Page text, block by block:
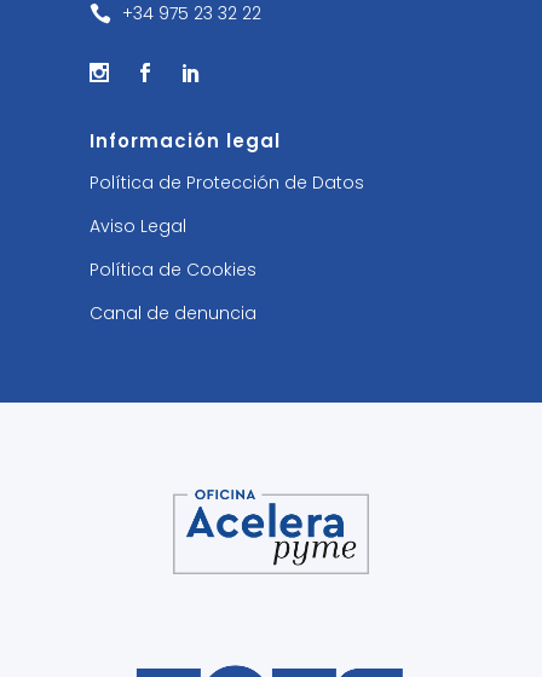
+34 975 23 32 22
Información legal
Política de Protección de Datos
Aviso Legal
Política de Cookies
Canal de denuncia